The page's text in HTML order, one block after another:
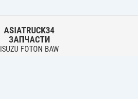
ASIATRUCK34
ЗАПЧАСТИ
ISUZU FOTON BAW